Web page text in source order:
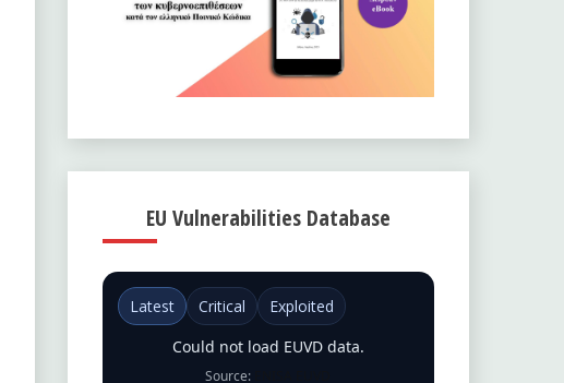
EU Vulnerabilities Database
Latest Critical
Exploited
Could not load EUVD data.
Source: